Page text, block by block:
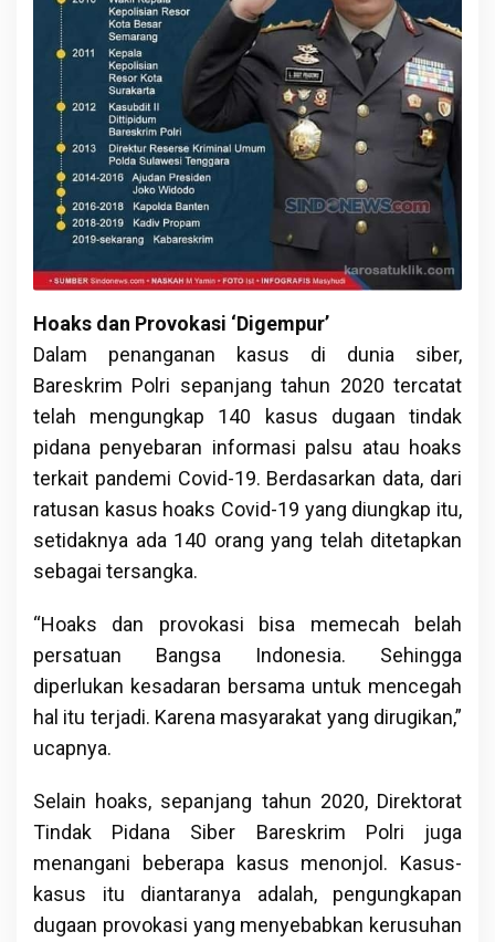
Hoaks dan Provokasi ‘Digempur’
Dalam penanganan kasus di dunia siber,
Bareskrim Polri sepanjang tahun 2020 tercatat
telah mengungkap 140 kasus dugaan tindak
pidana penyebaran informasi palsu atau hoaks
terkait pandemi Covid-19. Berdasarkan data, dari
ratusan kasus hoaks Covid-19 yang diungkap itu,
setidaknya ada 140 orang yang telah ditetapkan
sebagai tersangka.
“Hoaks dan provokasi bisa memecah belah
persatuan Bangsa Indonesia. Sehingga
diperlukan kesadaran bersama untuk mencegah
hal itu terjadi. Karena masyarakat yang dirugikan,”
ucapnya.
Selain hoaks, sepanjang tahun 2020, Direktorat
Tindak Pidana Siber Bareskrim Polri juga
menangani beberapa kasus menonjol. Kasus-
kasus itu diantaranya adalah, pengungkapan
dugaan provokasi yang menyebabkan kerusuhan